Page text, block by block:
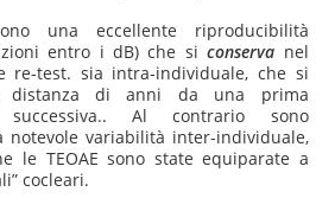
una eccellente riproducibilità
entro i dB) che siconserva nel
re-test. sia intra-individuale, che si
distanza di anni da una prima
successiva.. Al contrario sono
notevole variabilità inter-individuale,
le TEOAE sono state equiparate a
cocleari.